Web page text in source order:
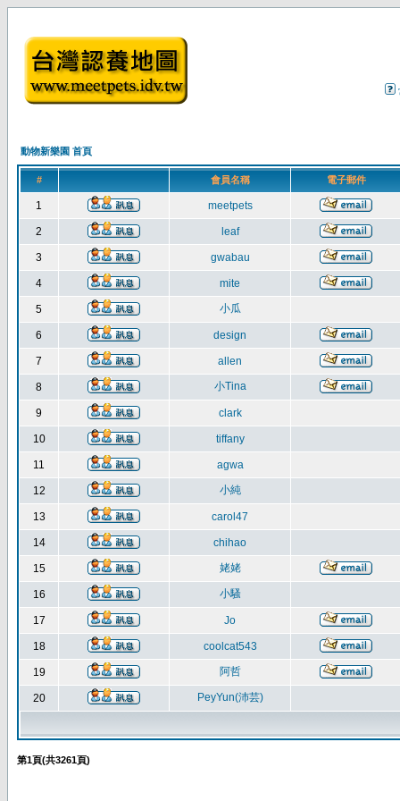
動物新樂園 首頁
# 會員名稱 電子郵件
1 meetpets
2 leaf
3 gwabau
4 mite
5 小瓜
6 design
7 allen
8 小Tina
9 clark
10 tiffany
11 agwa
12 小純
13 carol47
14 chihao
15 姥姥
16 小騷
17 Jo
18 coolcat543
19 阿哲
20 PeyYun(沛芸)
第1頁(共3261頁)